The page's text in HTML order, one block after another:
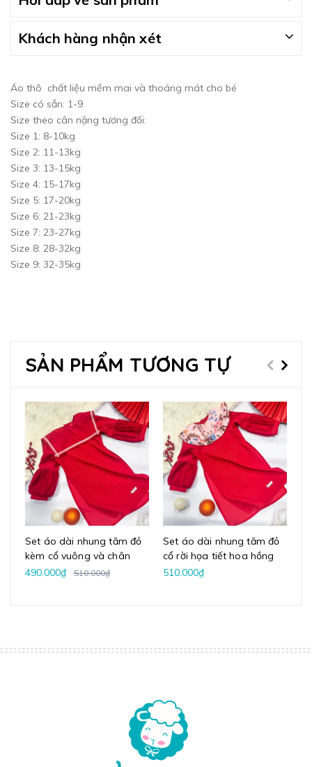
Khách hàng nhận xét
Áo thô chất liệu mềm mai và thoáng mát cho bé
Size có sẵn: 1-9
Size theo cân nặng tương đối:
Size 1: 8-10kg
Size 2: 11-13kg
Size 3: 13-15kg
Size 4: 15-17kg
Size 5: 17-20kg
Size 6: 21-23kg
Size 7: 23-27kg
Size 8: 28-32kg
Size 9: 32-35kg
SẢN PHẨM TƯƠNG TỰ
Set áo dài nhung tăm đỏ
kèm cổ vuông và chân
váy voan
490.000₫ 510.000₫
Set áo dài nhung tăm đỏ
cổ rời họa tiết hoa hồng
vintage kèm chân váy
510.000₫